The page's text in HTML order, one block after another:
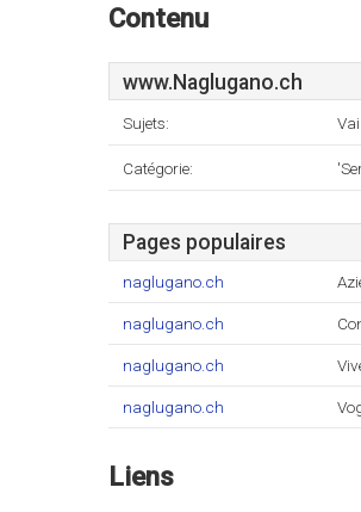
Contenu
www.Naglugano.ch
Sujets:
Catégorie:
Pages populaires
naglugano.ch
naglugano.ch
naglugano.ch
naglugano.ch
Liens